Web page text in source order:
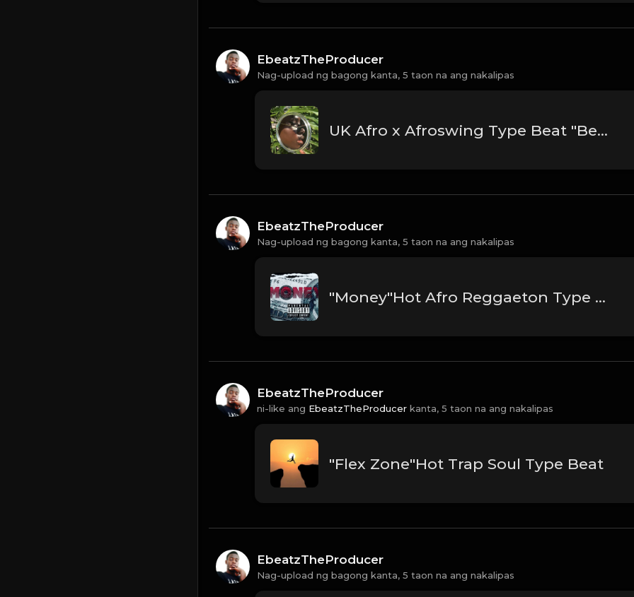
EbeatzTheProducer
Nag-upload ng bagong kanta, 5 taon na ang nakalipas
UK Afro x Afroswing Type Beat "Beautiful"[Prod:Ebeatz JahProducer]
EbeatzTheProducer
Nag-upload ng bagong kanta, 5 taon na ang nakalipas
"Money"Hot Afro Reggaeton Type Beat
EbeatzTheProducer
ni-like ang EbeatzTheProducer kanta, 5 taon na ang nakalipas
"Flex Zone"Hot Trap Soul Type Beat
EbeatzTheProducer
Nag-upload ng bagong kanta, 5 taon na ang nakalipas